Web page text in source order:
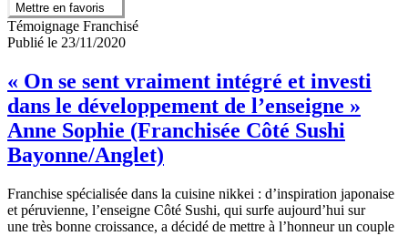
Mettre en favoris
Témoignage Franchisé
Publié le 23/11/2020
« On se sent vraiment intégré et investi
dans le développement de l’enseigne »
Anne Sophie (Franchisée Côté Sushi
Bayonne/Anglet)
Franchise spécialisée dans la cuisine nikkei : d’inspiration japonaise
et péruvienne, l’enseigne Côté Sushi, qui surfe aujourd’hui sur
une très bonne croissance, a décidé de mettre à l’honneur un couple